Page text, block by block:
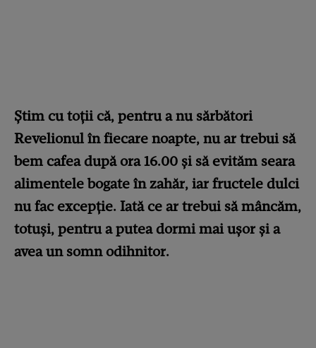
Știm cu toții că, pentru a nu sărbători
Revelionul în fiecare noapte, nu ar trebui să
bem cafea după ora 16.00 și să evităm seara
alimentele bogate în zahăr, iar fructele dulci
nu fac excepție. Iată ce ar trebui să mâncăm,
totuși, pentru a putea dormi mai ușor și a
avea un somn odihnitor.